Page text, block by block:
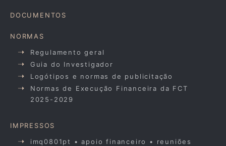
DOCUMENTOS
NORMAS
Regulamento geral
Guia do Investigador
Logótipos e normas de publicitação
Normas de Execução Financeira da FCT
2025-2029
IMPRESSOS
imq0801pt • apoio financeiro • reuniões